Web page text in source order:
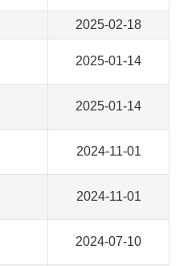
2025-02-18
2025-01-14
2025-01-14
2024-11-01
2024-11-01
2024-07-10